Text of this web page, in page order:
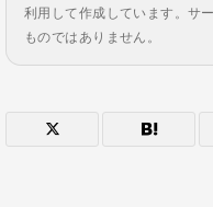
利用して作成しています。サ
ものではありません。